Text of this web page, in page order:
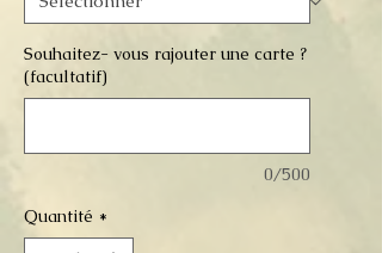
Souhaitez- vous rajouter une carte ?
(facultatif)
0/500
Quantité *